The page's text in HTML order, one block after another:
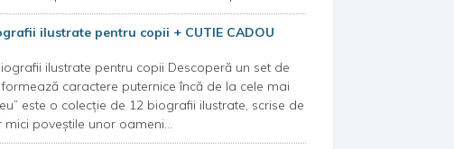
ilustrate pentru copii + CUTIE CADOU
ilustrate pentru copii Descoperă un set de
caractere puternice încă de la cele mai
este o colecție de 12 biografii ilustrate, scrise de
poveștile unor oameni...